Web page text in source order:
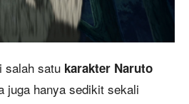
salah satu karakter Naruto
juga hanya sedikit sekali